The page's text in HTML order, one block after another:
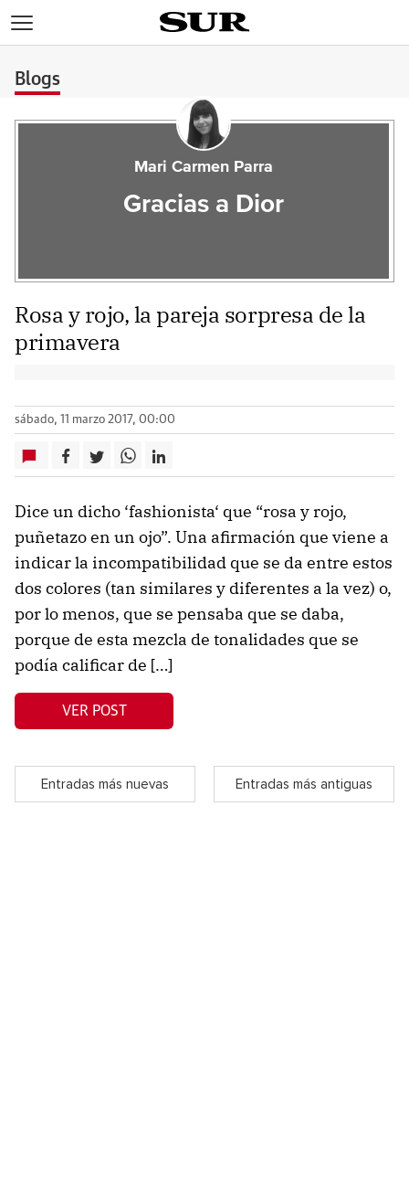
Blogs
Mari Carmen Parra
Gracias a Dior
Rosa y rojo, la pareja sorpresa de la
primavera
sábado, 11 marzo 2017, 00:00
Dice un dicho ‘fashionista‘ que “rosa y rojo,
puñetazo en un ojo”. Una afirmación que viene a
indicar la incompatibilidad que se da entre estos
dos colores (tan similares y diferentes a la vez) o,
por lo menos, que se pensaba que se daba,
porque de esta mezcla de tonalidades que se
podía calificar de […]
VER POST
Entradas más nuevas Entradas más antiguas